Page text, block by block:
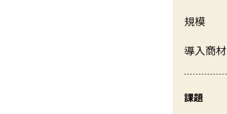
規模
導入商材
課題